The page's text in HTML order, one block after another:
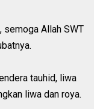
semoga Allah SWT
tauhid, liwa
liwa dan roya.